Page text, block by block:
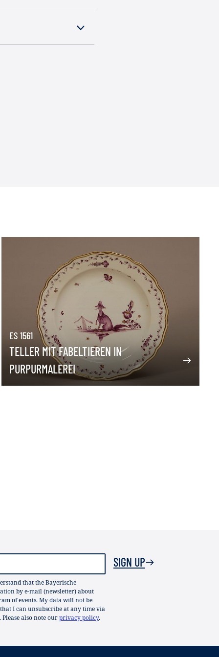
ES 1561
TELLER MIT FABELTIEREN IN
PURPURMALEREI
that the Bayerische
by e-mail (newsletter) about
of events. My data will not be
I can unsubscribe at any time via
also note ourprivacy policy.
SIGN UP